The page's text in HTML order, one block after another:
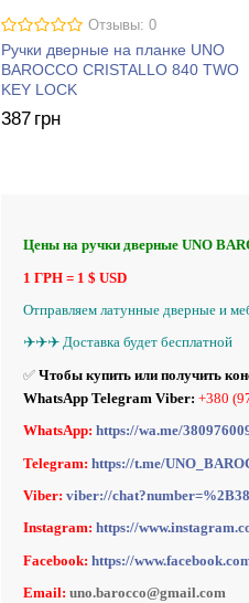
Отзывы: 0
Ручки дверные на планке UNO
BAROCCO CRISTALLO 840 TWO
KEY LOCK
387 грн
Цены на ручки дверные UNO
1 ГРН = 1 $ USD
Отправляем латунные дверные и
✈️✈️✈️ Доставка будет бесплатной
✅ Чтобы купить или получить
WhatsApp Telegram Viber: +380
WhatsApp: https://wa.me/
Telegram: https://t.me/
Viber: viber://
Instagram: https://
Facebook: https://
Email: uno.barocco@gmail.com